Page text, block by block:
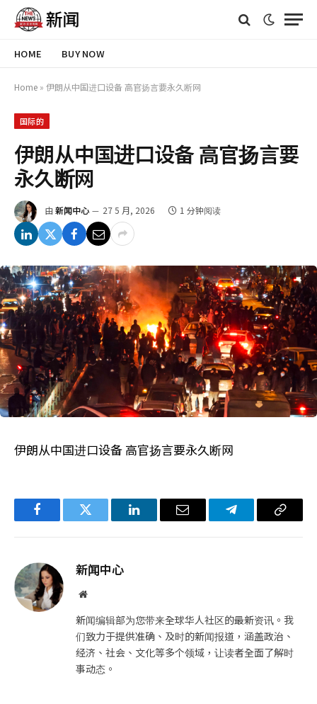
HOME BUY NOW
Home » 伊朗从中国进口设备 高官扬言要永久断网
国际的
伊朗从中国进口设备 高官扬言要
永久断网
由 新闻中心 27 5 月, 2026 1 分钟阅读
伊朗从中国进口设备 高官扬言要永久断网
FacebookTwitter LinkedIn电
Telegram复
新闻中心
网
新闻编辑部为您带来全球华人社区的最新资讯。我
们致力于提供准确、及时的新闻报道，涵盖政治、
经济、社会、文化等多个领域，让读者全面了解时
事动态。